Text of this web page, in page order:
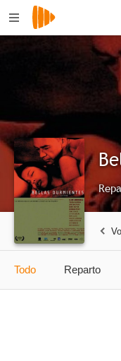
Todo Reparto